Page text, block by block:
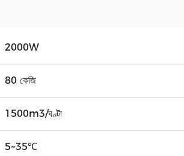
2000W
80 কেজি
1500m3/ঘণ্টা
5~35℃